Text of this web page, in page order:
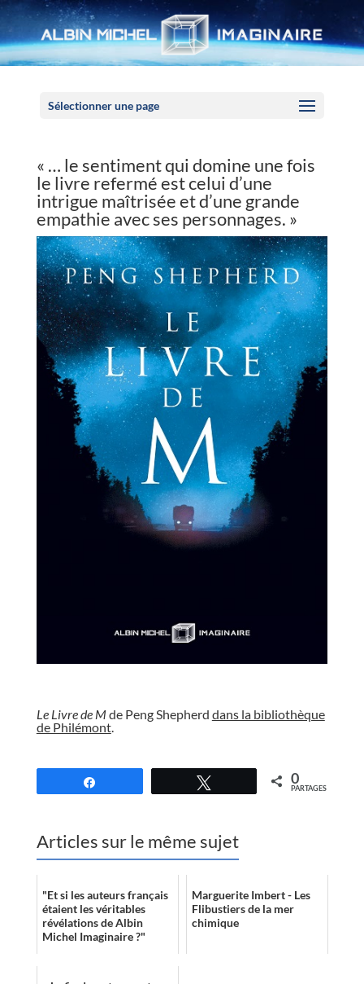
Sélectionner une page
« … le sentiment qui domine une fois
le livre refermé est celui d’une
intrigue maîtrisée et d’une grande
empathie avec ses personnages. »
Le Livre de Mde Peng Shepherd dans la bibliothèque
de Philémont.
0
PARTAGES
Articles sur le même sujet
"Et si les auteurs français
étaient les véritables
révélations de Albin
Michel Imaginaire ?"
Marguerite Imbert - Les
Flibustiers de la mer
chimique
Panneau de gestion des cookies